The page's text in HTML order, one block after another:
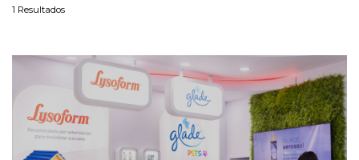
1 Resultados